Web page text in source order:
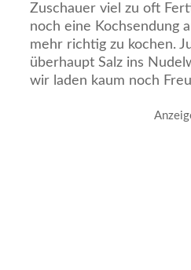
Zuschauer viel zu oft
noch eine Kochsendung
mehr richtig zu kochen.
überhaupt Salz ins
wir laden kaum noch